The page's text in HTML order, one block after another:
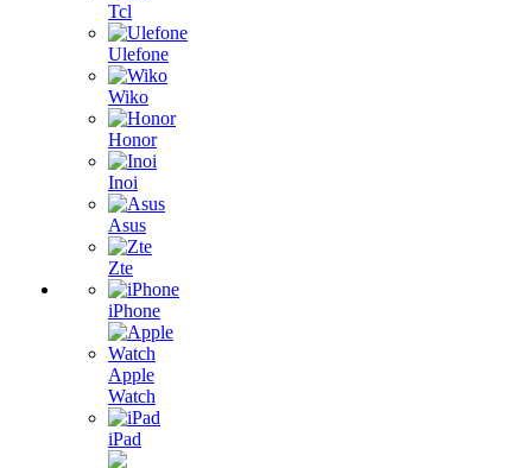
Tcl
Ulefone
Wiko
Honor
Inoi
Asus
Zte
iPhone
Apple
Watch
iPad